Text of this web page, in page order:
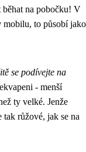
běhat na pobočku! V
to působí jako
se podívejte na
- menší
ty velké. Jenže
tak růžové, jak se na